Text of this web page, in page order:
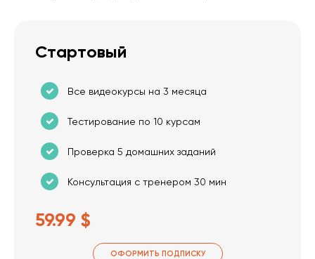
Стартовый
Все видеокурсы на 3 месяца
Тестирование по 10 курсам
Проверка 5 домашних заданий
Консультация с тренером 30 мин
59.99 $
ОФОРМИТЬ ПОДПИСКУ